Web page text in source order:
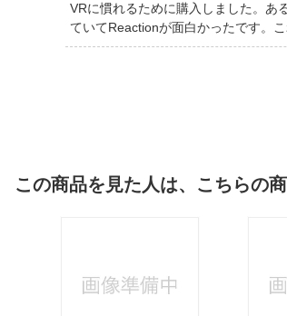
VRに慣れるために購入しました。あ
ていてReactionが面白かったです。
この商品を見た人は、こちらの